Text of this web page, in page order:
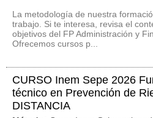
La metodología de nuestra
trabajo. Si te interesa, revisa el
objetivos del FP Administración y
Ofrecemos cursos p...
CURSO Inem Sepe 2026
técnico en Prevención de
DISTANCIA